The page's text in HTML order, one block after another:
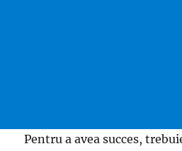
Pentru a avea succes,